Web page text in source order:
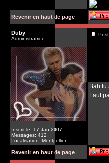
Revenir en haut de page
Duby
Administratrice
Inscrit le: 17 Jan 2007
Messages: 412
Localisation: Montpellier
Bah tu
Faut
Revenir en haut de page